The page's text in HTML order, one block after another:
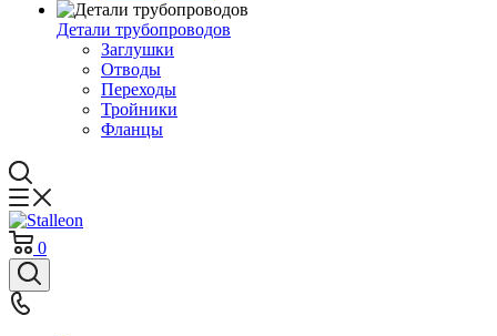
Детали трубопроводов
Заглушки
Отводы
Переходы
Тройники
Фланцы
0